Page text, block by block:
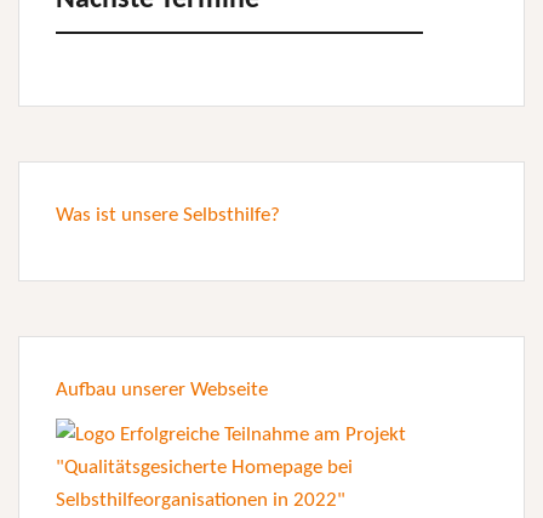
Was ist unsere Selbsthilfe?
Aufbau unserer Webseite